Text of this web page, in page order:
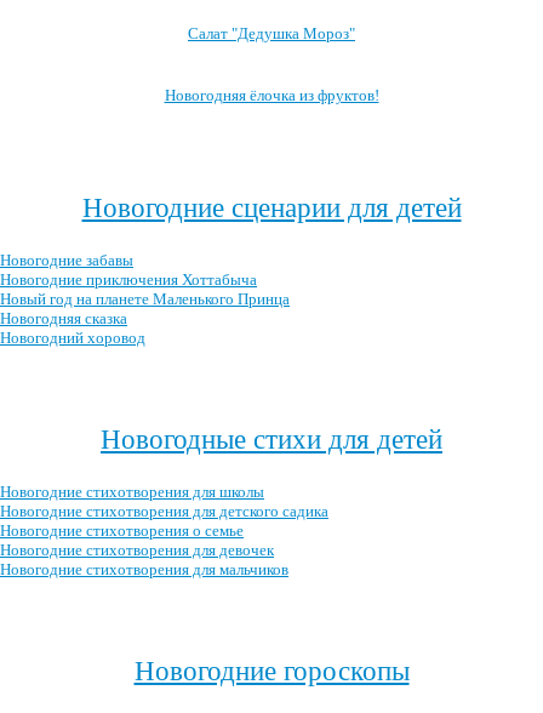
Салат "Дедушка Мороз"
Новогодняя ёлочка из фруктов!
Новогодние сценарии для детей
Новогодние забавы
Новогодние приключения Хоттабыча
Новый год на планете Маленького Принца
Новогодняя сказка
Новогодний хоровод
Новогодные стихи для детей
Новогодние стихотворения для школы
Новогодние стихотворения для детского садика
Новогодние стихотворения о семье
Новогодние стихотворения для девочек
Новогодние стихотворения для мальчиков
Новогодние гороскопы